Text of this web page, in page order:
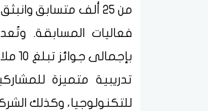
فعاليات المسابقة.
تدريبية متميزة
للتكنولوجيا، وكذلك